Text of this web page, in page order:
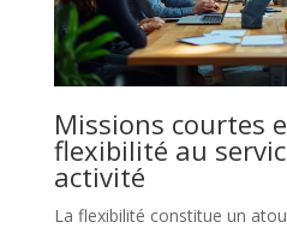
Missions courtes
flexibilité au
activité
La flexibilité constitue un